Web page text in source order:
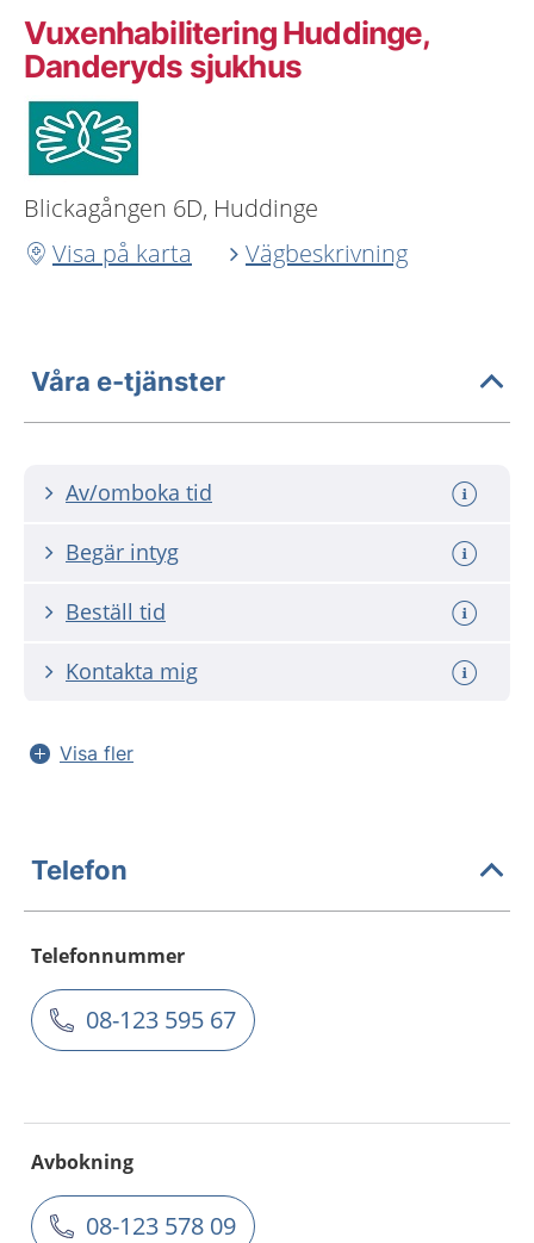
Vuxenhabilitering Huddinge,
Danderyds sjukhus
Blickagången 6D, Huddinge
Visa på karta
Vägbeskrivning
Våra e-tjänster
Av/omboka tid
Begär intyg
Beställ tid
Kontakta mig
Visa fler
Telefon
Telefonnummer
08-123 595 67
Avbokning
08-123 578 09